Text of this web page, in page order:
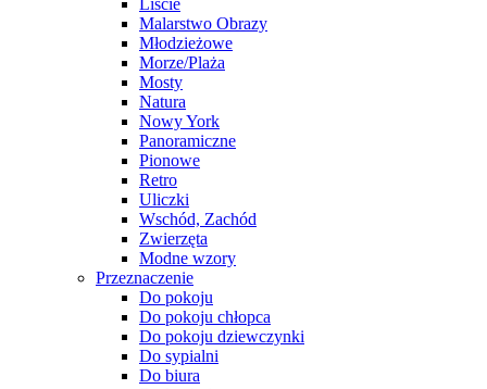
Liście
Malarstwo Obrazy
Młodzieżowe
Morze/Plaża
Mosty
Natura
Nowy York
Panoramiczne
Pionowe
Retro
Uliczki
Wschód, Zachód
Zwierzęta
Modne wzory
Przeznaczenie
Do pokoju
Do pokoju chłopca
Do pokoju dziewczynki
Do sypialni
Do biura